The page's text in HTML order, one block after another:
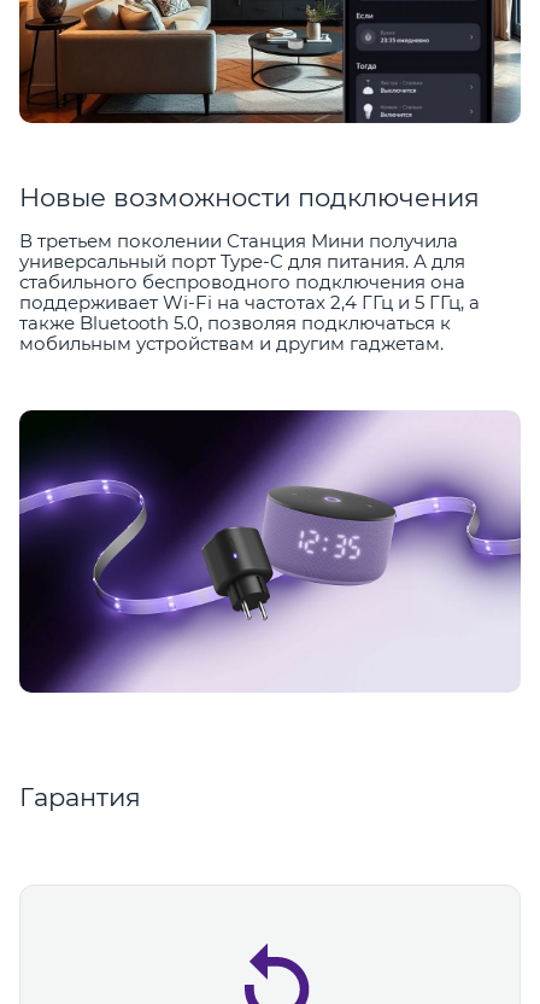
Новые возможности подключения
В третьем поколении Станция Мини получила
универсальный порт Type-C для питания. А для
стабильного беспроводного подключения она
поддерживает Wi-Fi на частотах 2,4 ГГц и 5 ГГц, а
также Bluetooth 5.0, позволяя подключаться к
мобильным устройствам и другим гаджетам.
Гарантия